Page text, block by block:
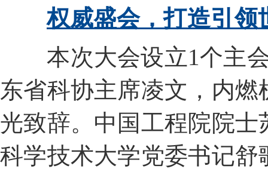
权威盛会，打造引
本次大会设立1个主
东省科协主席凌文，内
光致辞。中国工程院院
科学技术大学党委书记